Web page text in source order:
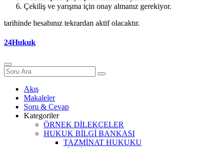
Çekiliş ve yarışma için onay almanız gerekiyor.
tarihinde hesabınız tekrardan aktif olacaktır.
24Hukuk
Akış
Makaleler
Soru & Cevap
Kategoriler
ÖRNEK DİLEKÇELER
HUKUK BİLGİ BANKASI
TAZMİNAT HUKUKU